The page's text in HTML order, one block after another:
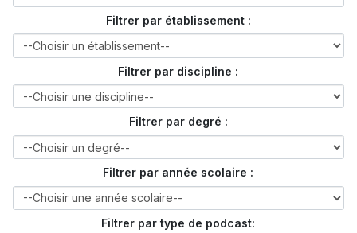
Filtrer par établissement :
Filtrer par discipline :
Filtrer par degré :
Filtrer par année scolaire :
Filtrer par type de podcast: